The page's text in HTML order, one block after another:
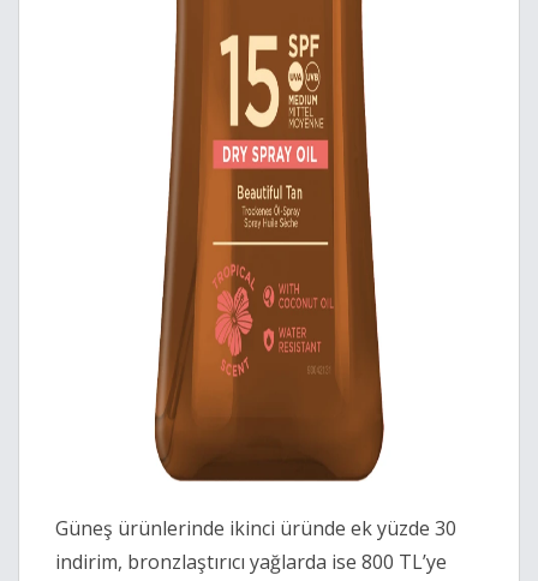
Güneş ürünlerinde ikinci üründe ek yüzde 30
indirim, bronzlaştırıcı yağlarda ise 800 TL’ye